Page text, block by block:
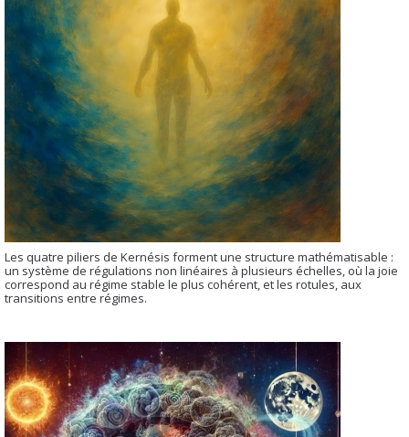
Les quatre piliers de Kernésis forment une structure mathématisable :
un système de régulations non linéaires à plusieurs échelles, où la joie
correspond au régime stable le plus cohérent, et les rotules, aux
transitions entre régimes.